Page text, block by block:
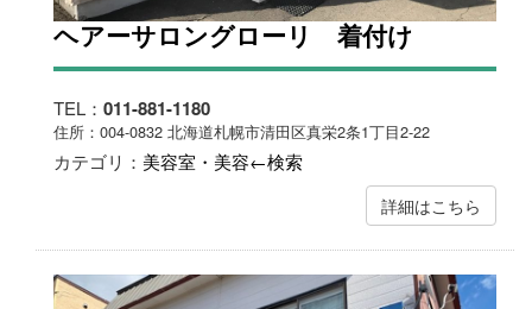
ヘアーサロングローリ 着付け
TEL： 011-881-1180
住所：004-0832 北海道札幌市清田区真栄2条1丁目2-22
カテゴリ： 美容室・美容←検索
詳細はこちら